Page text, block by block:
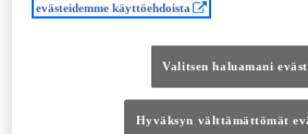
Ovet
evästeidemme käyttöehdoista
Valitsen haluamani
Hyväksyn välttämättömät